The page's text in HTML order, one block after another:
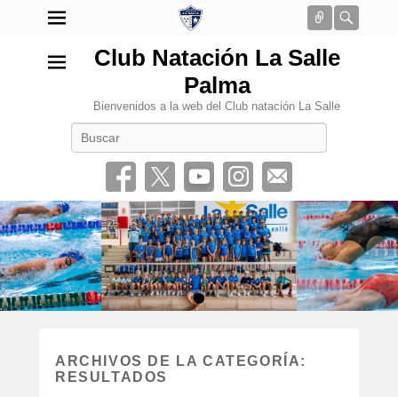
Conectar
Club Natación La Salle
Palma
Bienvenidos a la web del Club natación La Salle
•
ARCHIVOS DE LA CATEGORÍA:
RESULTADOS